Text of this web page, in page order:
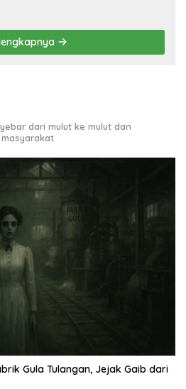
dari mulut ke mulut dan
Gula Tulangan, Jejak Gaib dari